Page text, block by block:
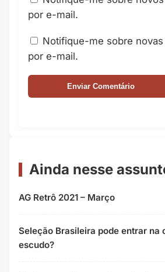
por e-mail.
Notifique-me sobre
por e-mail.
Ainda nesse
AG Retrô 2021 – Março
Seleção Brasileira pode entrar na
escudo?